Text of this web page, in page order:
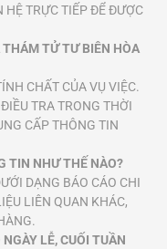
HỆ TRỰC TIẾP ĐỂ ĐƯỢC
THÁM TỬ TƯ BIÊN HÒA
CHẤT CỦA VỤ VIỆC.
TRA TRONG THỜI
CẤP THÔNG TIN
TIN NHƯ THẾ NÀO?
DẠNG BÁO CÁO CHI
LIÊN QUAN KHÁC,
LỄ, CUỐI TUẦN